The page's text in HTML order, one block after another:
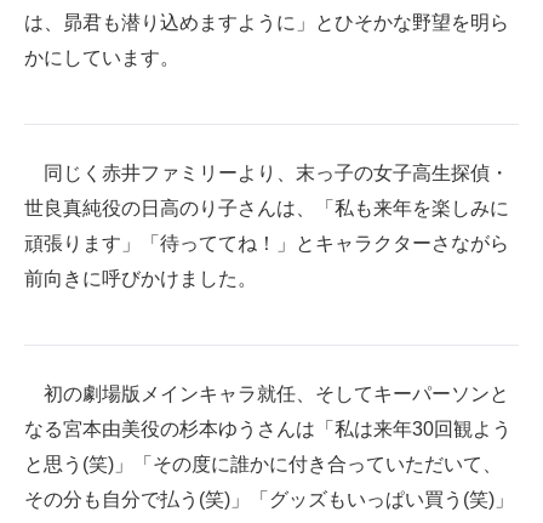
は、昴君も潜り込めますように」とひそかな野望を明ら
かにしています。
同じく赤井ファミリーより、末っ子の女子高生探偵・
世良真純役の日高のり子さんは、「私も来年を楽しみに
頑張ります」「待っててね！」とキャラクターさながら
前向きに呼びかけました。
初の劇場版メインキャラ就任、そしてキーパーソンと
なる宮本由美役の杉本ゆうさんは「私は来年30回観よう
と思う(笑)」「その度に誰かに付き合っていただいて、
その分も自分で払う(笑)」「グッズもいっぱい買う(笑)」